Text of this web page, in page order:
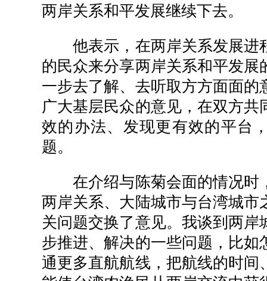
两岸关系和平发展继续下去。
他表示，在两岸关系发展进
的民众来分享两岸关系和平发展
一步去了解、去听取方方面面的
广大基层民众的意见，在双方共
效的办法、发现更有效的平台
题。
在介绍与陈菊会面的情况时
两岸关系、大陆城市与台湾城市
关问题交换了意见。我谈到两岸
步推进、解决的一些问题，比如
通更多直航航线，把航线的时间